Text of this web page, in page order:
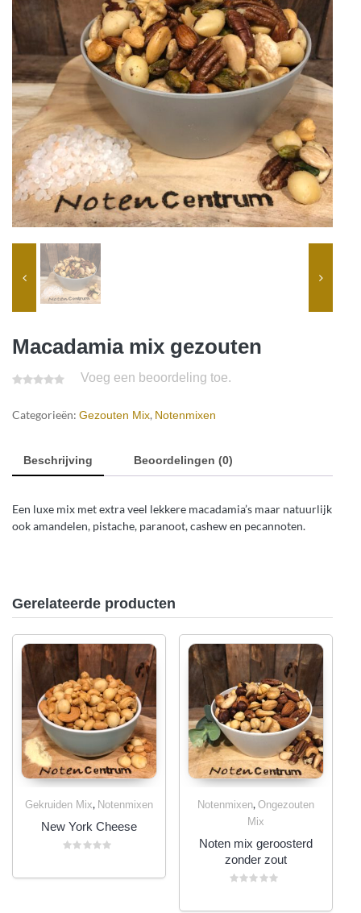
Macadamia mix gezouten
Voeg een beoordeling toe.
Categorieën: Gezouten Mix, Notenmixen
Beschrijving Beoordelingen (0)
Een luxe mix met extra veel lekkere macadamia’s maar natuurlijk
ook amandelen, pistache, paranoot, cashew en pecannoten.
Gerelateerde producten
Gekruiden Mix, Notenmixen
New York Cheese
uit
Notenmixen, Ongezouten
Mix
Noten mix geroosterd
zonder zout